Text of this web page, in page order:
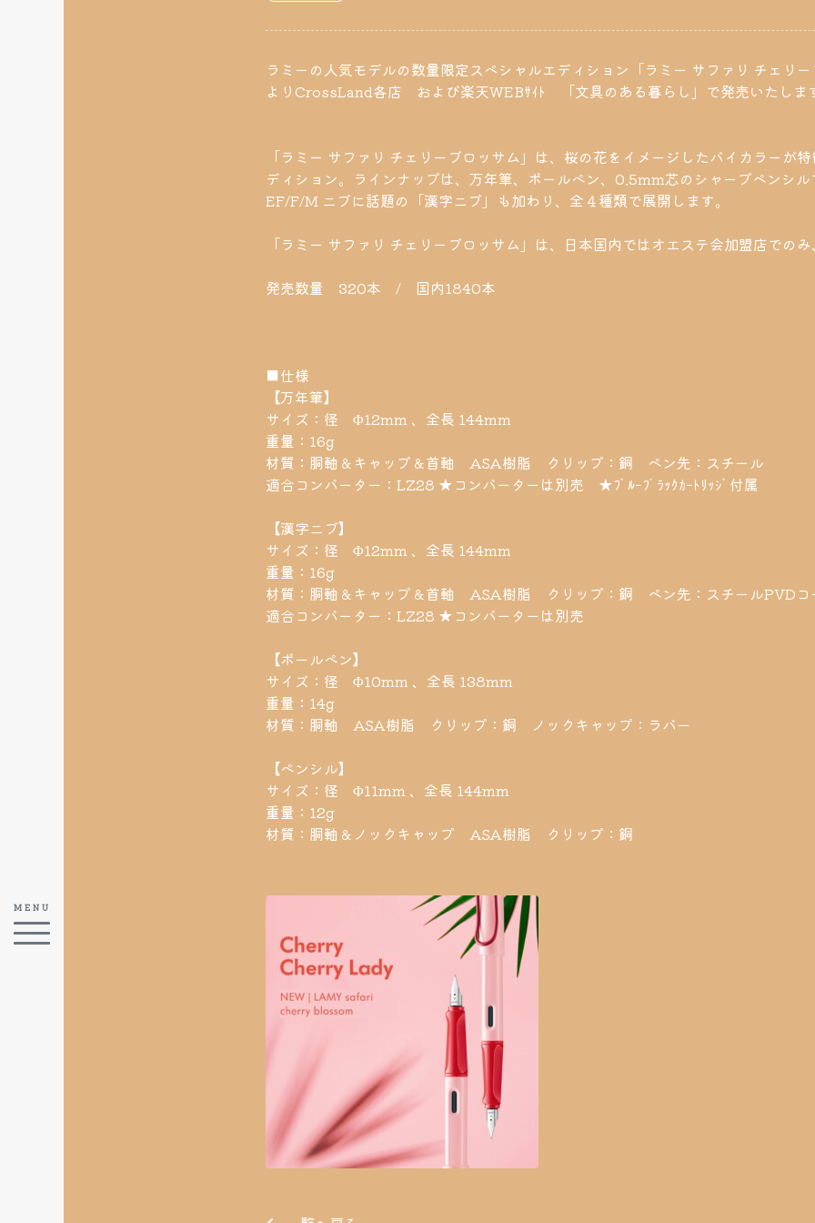
ラミーの人気モデルの数量限定スペシャルエディション「ラミー サファリ チェリ
よりCrossLand各店 および楽天WEBｻｲﾄ 「文具のある暮らし」で発売いたしま
「ラミー サファリ チェリーブロッサム」は、桜の花をイメージしたバイカラーが
ディション。ラインナップは、万年筆、ボールペン、0.5mm芯のシャープペンシ
EF/F/M ニブに話題の「漢字ニブ」も加わり、全４種類で展開します。
「ラミー サファリ チェリーブロッサム」は、日本国内ではオエステ会加盟店でのみ
発売数量 320本 / 国内1840本
■仕様
【万年筆】
サイズ：径 Φ12mm 、全長 144mm
重量：16g
材質：胴軸＆キャップ＆首軸 ASA樹脂 クリップ：銅 ペン先：スチール
適合コンバーター：LZ28 ★コンバーターは別売 ★ﾌﾞﾙｰﾌﾞﾗｯｸｶｰﾄﾘｯｼﾞ付属
【漢字ニブ】
サイズ：径 Φ12mm 、全長 144mm
重量：16g
材質：胴軸＆キャップ＆首軸 ASA樹脂 クリップ：銅 ペン先：スチールPVDコ
適合コンバーター：LZ28 ★コンバーターは別売
【ボールペン】
サイズ：径 Φ10mm 、全長 138mm
重量：14g
材質：胴軸 ASA樹脂 クリップ：銅 ノックキャップ：ラバー
【ペンシル】
サイズ：径 Φ11mm 、全長 144mm
重量：12g
材質：胴軸＆ノックキャップ ASA樹脂 クリップ：銅